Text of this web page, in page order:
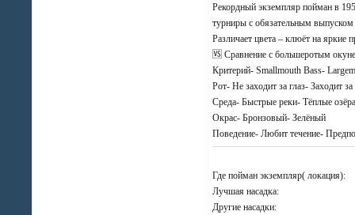
Рекордный экземпляр пойман в
турниры с обязательным выпуском
Различает цвета – клюёт на яркие
🆚 Сравнение с большеротым
Критерий- Smallmouth Bass-
Рот- Не заходит за глаз- Заходит за
Среда- Быстрые реки- Тёплые
Окрас- Бронзовый- Зелёный
Поведение- Любит течение-
Где пойман экземпляр( локация):
Лучшая насадка:
Другие насадки: